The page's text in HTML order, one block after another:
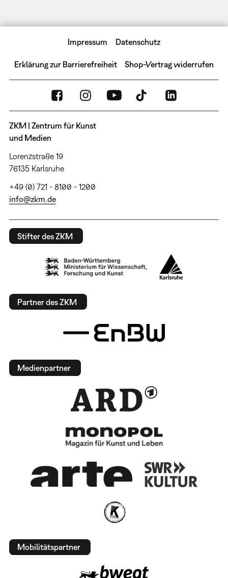
Impressum Datenschutz
Erklärung zur Barrierefreiheit Shop-Vertrag widerrufen
ZKM | Zentrum für Kunst
und Medien
Lorenzstraße 19
76135 Karlsruhe
+49 (0) 721 - 8100 - 1200
info@zkm.de
Stifter des ZKM
Partner des ZKM
Medienpartner
Mobilitätspartner